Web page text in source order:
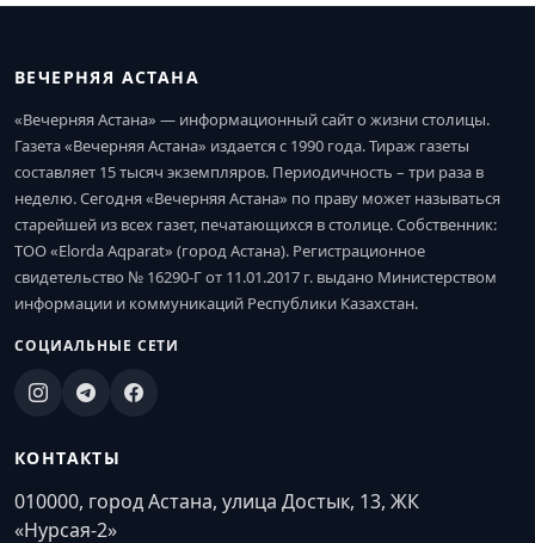
ВЕЧЕРНЯЯ АСТАНА
«Вечерняя Астана» — информационный сайт о жизни столицы.
Газета «Вечерняя Астана» издается с 1990 года. Тираж газеты
составляет 15 тысяч экземпляров. Периодичность – три раза в
неделю. Сегодня «Вечерняя Астана» по праву может называться
старейшей из всех газет, печатающихся в столице. Собственник:
ТОО «Elorda Aqparat» (город Астана). Регистрационное
свидетельство № 16290-Г от 11.01.2017 г. выдано Министерством
информации и коммуникаций Республики Казахстан.
СОЦИАЛЬНЫЕ СЕТИ
КОНТАКТЫ
010000, город Астана, улица Достык, 13, ЖК
«Нурсая-2»